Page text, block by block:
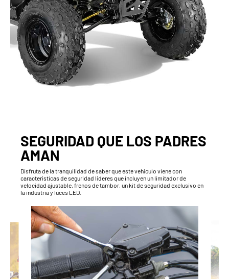
SEGURIDAD QUE LOS PADRES
AMAN
Disfruta de la tranquilidad de saber que este vehículo viene con
características de seguridad líderes que incluyen un limitador de
velocidad ajustable, frenos de tambor, un kit de seguridad exclusivo en
la industria y luces LED.